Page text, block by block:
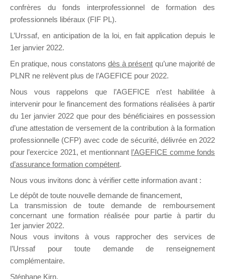
DIRIGEANT
il y a un mois
Ce groupe est destiné aux Organismes de
Formation qui souhaitent répondre à l’Appel à
Propositions Mallette du Dirigeant.
Ce groupe propose un forum dédié au support
sur lequel il est possible de laisser un message
ou poser une question.
NB : Il est nécessaire d’être
pouvoir rejoindre ce groupe
confrères du fonds interprofessionnel de formation des
professionnels libéraux (FIF PL).
L’Urssaf, en anticipation de la loi, en fait application depuis le
1er janvier 2022.
En pratique, nous constatons dès à présent qu’une majorité de
PLNR ne relèvent plus de l’AGEFICE pour 2022.
Nous vous rappelons que l’AGEFICE n’est habilitée à
intervenir pour le financement des formations réalisées à partir
du 1er janvier 2022 que pour des bénéficiaires en possession
d’une attestation de versement de la contribution à la formation
professionnelle (CFP) avec code de sécurité, délivrée en 2022
pour l’exercice 2021, et mentionnant l’AGEFICE comme fonds
d’assurance formation compétent.
Nous vous invitons donc à vérifier cette information avant :
Le dépôt de toute nouvelle demande de financement,
La transmission de toute demande de remboursement
concernant une formation réalisée pour partie à partir du
1er janvier 2022.
Nous vous invitons à vous rapprocher des services de
l’Urssaf pour toute demande de renseignement
complémentaire.
Stéphane Kirn,